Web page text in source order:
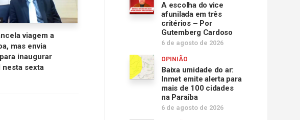
viagem a
mas envia
inaugurar
sexta
A escolha do vice
afunilada em três
critérios – Por
Gutemberg Cardoso
6 de agosto de 2026
OPINIÃO
Baixa umidade do ar:
Inmet emite alerta para
mais de 100 cidades
na Paraíba
6 de agosto de 2026